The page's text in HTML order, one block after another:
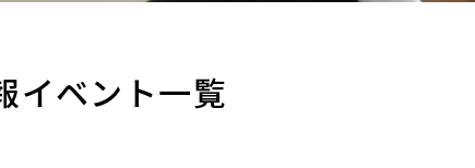
ベント一覧